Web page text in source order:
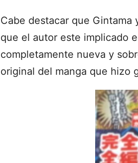
Cabe destacar que
que el autor este implicado
completamente nueva y
original del manga que hizo